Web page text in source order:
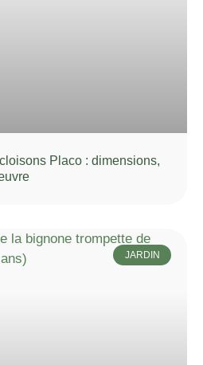
Placo : dimensions,
JARDIN